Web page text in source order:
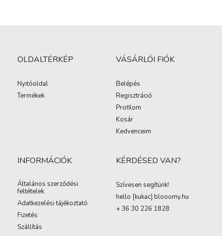
OLDALTÉRKÉP
Nyitóoldal
Termékek
VÁSÁRLÓI FIÓK
Belépés
Regisztráció
Profilom
Kosár
Kedvenceim
INFORMÁCIÓK
Általános szerződési
feltételek
Adatkezelési tájékoztató
Fizetés
Szállítás
KÉRDÉSED VAN?
Szívesen segítünk!
hello [kukac] blooomy.hu
+ 36 30 226 1828